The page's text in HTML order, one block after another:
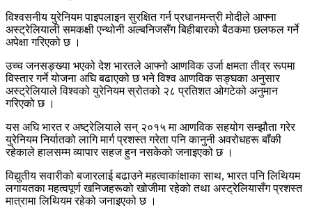
विश्वसनीय युरेनियम पाइपलाइन सुरक्षित गर्न प्रधानमन्त्री मोदीले आफ्ना
अस्ट्रेलियाली समकक्षी एन्थोनी अल्बनिजसँग बिहीबारको बैठकमा छलफल गर्ने
अपेक्षा गरिएको छ ।
उच्च जनसङ्ख्या भएको देश भारतले आफ्नो आणविक उर्जा क्षमता तीव्र रूपमा
विस्तार गर्ने योजना अघि बढाएको छ भने विश्व आणविक सङ्घका अनुसार
अस्ट्रेलियाले विश्वको युरेनियम स्रोतको २८ प्रतिशत ओगटेको अनुमान
गरिएको छ ।
यस अघि भारत र अष्ट्रेलियाले सन् २०१५ मा आणविक सहयोग सम्झौता गरेर
युरेनियम निर्यातको लागि मार्ग प्रशस्त गरेता पनि कानुनी अवरोधहरू बाँकी
रहेकाले हालसम्म व्यापार सहज हुन नसकेको जनाइएको छ ।
विद्युतीय सवारीको बजारलाई बढाउने महत्वाकांक्षाका साथ, भारत पनि लिथियम
लगायतका महत्वपूर्ण खनिजहरूको खोजीमा रहेको तथा अस्ट्रेलियासँग प्रशस्त
मात्रामा लिथियम रहेको जनाइएको छ ।